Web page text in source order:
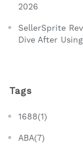
2026
SellerSprite
Dive After
Tags
1688(1)
ABA(7)